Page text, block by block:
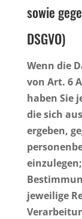
sowie
DSGVO)
Wenn die
von Art. 6
haben Sie
die sich
ergeben,
jeweilige